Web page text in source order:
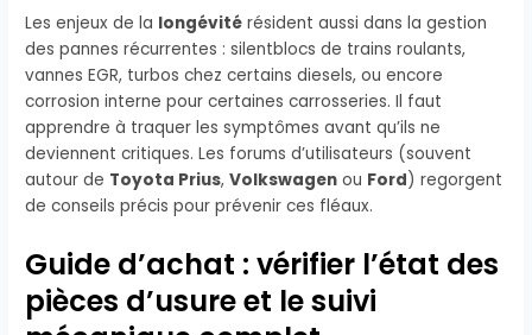
Les enjeux de la longévité résident aussi dans la gestion
des pannes récurrentes : silentblocs de trains roulants,
vannes EGR, turbos chez certains diesels, ou encore
corrosion interne pour certaines carrosseries. Il faut
apprendre à traquer les symptômes avant qu’ils ne
deviennent critiques. Les forums d’utilisateurs (souvent
autour de Toyota Prius,Volkswagen ou Ford) regorgent
de conseils précis pour prévenir ces fléaux.
Guide d’achat : vérifier l’état des
pièces d’usure et le suivi